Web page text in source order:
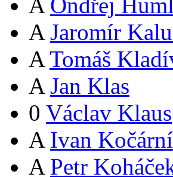
A Ondřej Huml
A Jaromír
A Tomáš
A Jan Klas
0 Václav Klaus
A Ivan
A Petr